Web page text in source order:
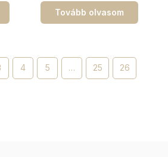
Tovább olvasom
4 5 … 25 26